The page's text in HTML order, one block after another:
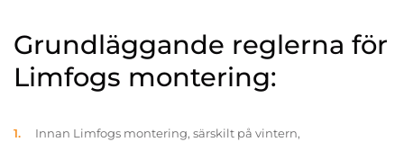
Grundläggande reglerna för
Limfogs montering:
Innan Limfogs montering, särskilt på vintern,